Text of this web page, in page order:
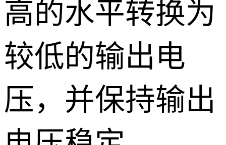
高的水平转换为
较低的输出电
压，并保持输出